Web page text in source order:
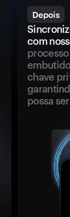
Depois
com
chave
possa